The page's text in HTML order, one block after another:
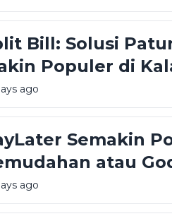
Bill: Solusi
Populer di
ago
Semakin
atau
ago